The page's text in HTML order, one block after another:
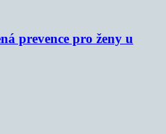
prevence pro ženy u